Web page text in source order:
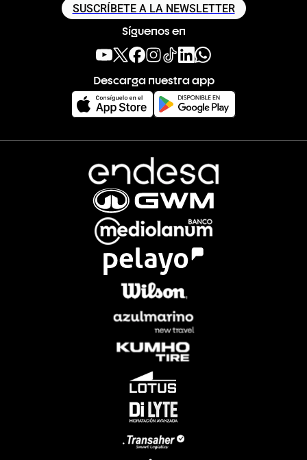
SUSCRÍBETE A LA NEWSLETTER
Síguenos en
Descarga nuestra app